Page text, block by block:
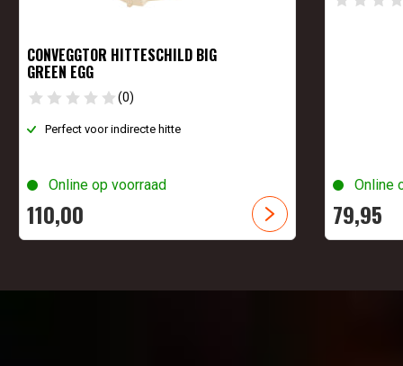
CONVEGGTOR HITTESCHILD BIG
GREEN EGG
(0)
Perfect voor indirecte hitte
Online op voorraad
110,00
Online
79,95